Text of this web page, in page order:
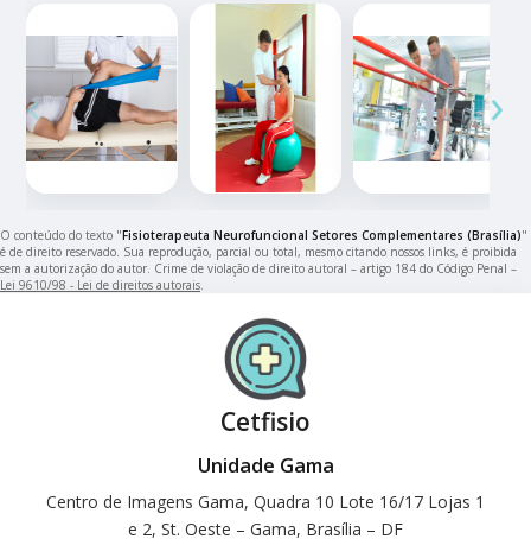
‹ ›
O conteúdo do texto "Fisioterapeuta Neurofuncional Setores Complementares (Brasília)"
é de direito reservado. Sua reprodução, parcial ou total, mesmo citando nossos links, é proibida
sem a autorização do autor. Crime de violação de direito autoral – artigo 184 do Código Penal –
Lei 9610/98 - Lei de direitos autorais.
Cetfisio
Unidade Gama
Centro de Imagens Gama, Quadra 10 Lote 16/17 Lojas 1
e 2, St. Oeste – Gama, Brasília – DF